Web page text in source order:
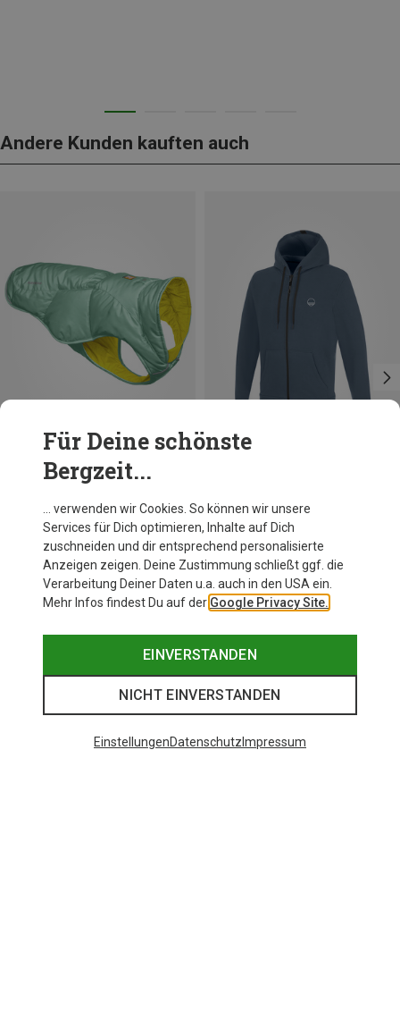
Andere Kunden kauften auch
Du sparst 10%
Für Deine schönste
Bergzeit...
… verwenden wir Cookies. So können wir unsere
Services für Dich optimieren, Inhalte auf Dich
zuschneiden und dir entsprechend personalisierte
Anzeigen zeigen. Deine Zustimmung schließt ggf. die
Verarbeitung Deiner Daten u.a. auch in den USA ein.
Mehr Infos findest Du auf der Google Privacy Site.
EINVERSTANDEN
NICHT EINVERSTANDEN
EinstellungenDatenschutz Impressum